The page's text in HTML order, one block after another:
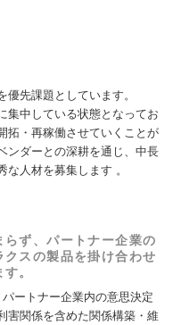
先課題としています。
集中している状態となってお
拓・再稼働させていくことが
ンダーとの深耕を通じ、中長
人材を募集します 。
ず、パートナー企業の
スの製品を掛け合わせ
。
ートナー企業内の意思決定
害関係を含めた関係構築・維